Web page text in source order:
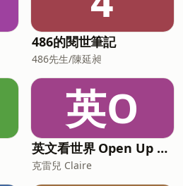
486的閱世筆記
486先生/陳延昶
英O
英文看世界 Open Up English with Claire
克雷兒 Claire